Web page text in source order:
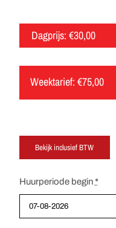
Dagprijs: €30,00
Weektarief: €75,00
Huurperiode begin*